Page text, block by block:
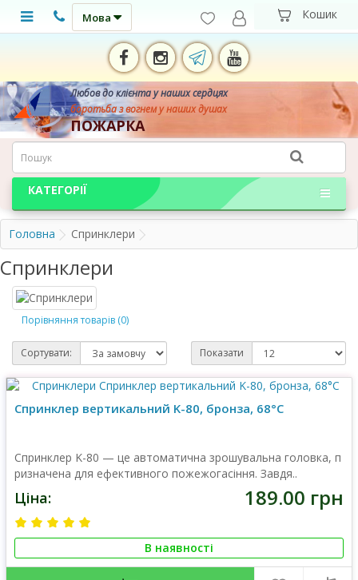
Мова
Любов до клієнта у наших сердцях
боротьба з вогнем у наших душах
ПОЖАРКА
КАТЕГОРІЇ
Головна Спринклери
Спринклери
Порівняння товарів (0)
Сортувати: Показати
Спринклер вертикальний K-80, бронза, 68°C
Спринклер K-80 — це автоматична зрошувальна головка, п
ризначена для ефективного пожежогасіння. Завдя..
Ціна: 189.00 грн
В наявності